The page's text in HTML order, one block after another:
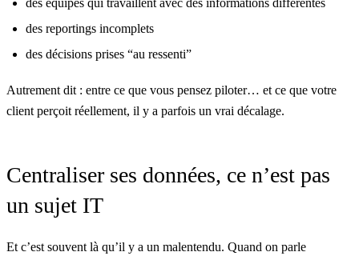
des équipes qui travaillent avec des informations différentes
des reportings incomplets
des décisions prises “au ressenti”
Autrement dit : entre ce que vous pensez piloter… et ce que votre
client perçoit réellement, il y a parfois un vrai décalage.
Centraliser ses données, ce n’est pas
un sujet IT
Et c’est souvent là qu’il y a un malentendu. Quand on parle